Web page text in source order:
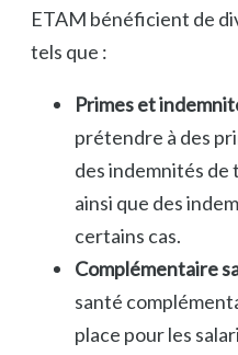
ETAM bénéficient de
tels que :
Primes et
prétendre à des
des indemnités de
ainsi que des
certains cas.
Complémentaire
santé
place pour les